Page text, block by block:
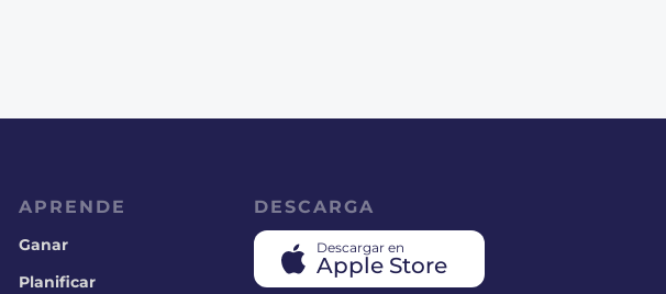
APRENDE
Ganar
Planificar
DESCARGA
Descargar en
Apple Store